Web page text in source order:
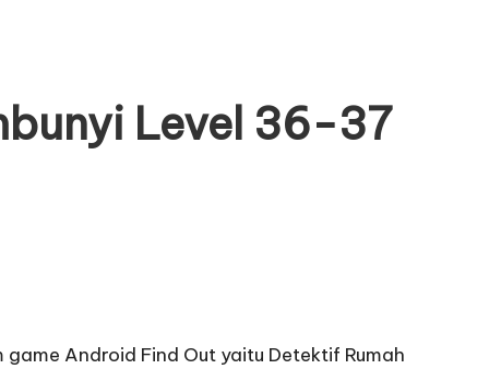
Level 36-37
Android Find Out yaitu Detektif Rumah